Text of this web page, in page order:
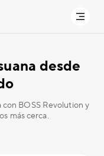
desde
con BOSS Revolution y
más cerca.